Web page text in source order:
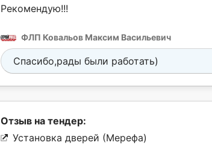
Рекомендую!!!
ФЛП Ковальов Максим Васильевич
Спасибо,рады были работать)
Отзыв на тендер:
Установка дверей (Мерефа)